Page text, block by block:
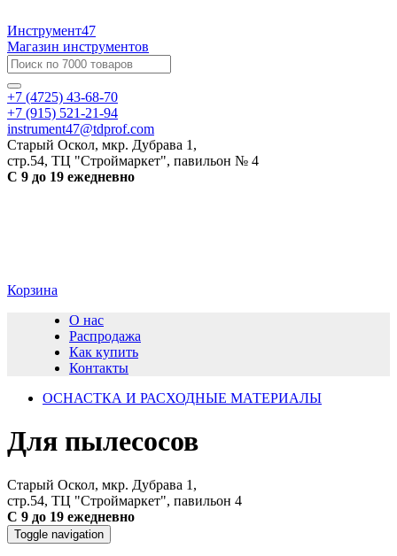
Инструмент47
Магазин инструментов
+7 (4725) 43-68-70
+7 (915) 521-21-94
instrument47@tdprof.com
Старый Оскол, мкр. Дубрава 1,
стр.54, ТЦ "Строймаркет", павильон № 4
С 9 до 19 ежедневно
Корзина
О нас
Распродажа
Как купить
Контакты
ОСНАСТКА И РАСХОДНЫЕ МАТЕРИАЛЫ
Для пылесосов
Старый Оскол, мкр. Дубрава 1,
стр.54, ТЦ "Строймаркет", павильон 4
С 9 до 19 ежедневно
Toggle navigation